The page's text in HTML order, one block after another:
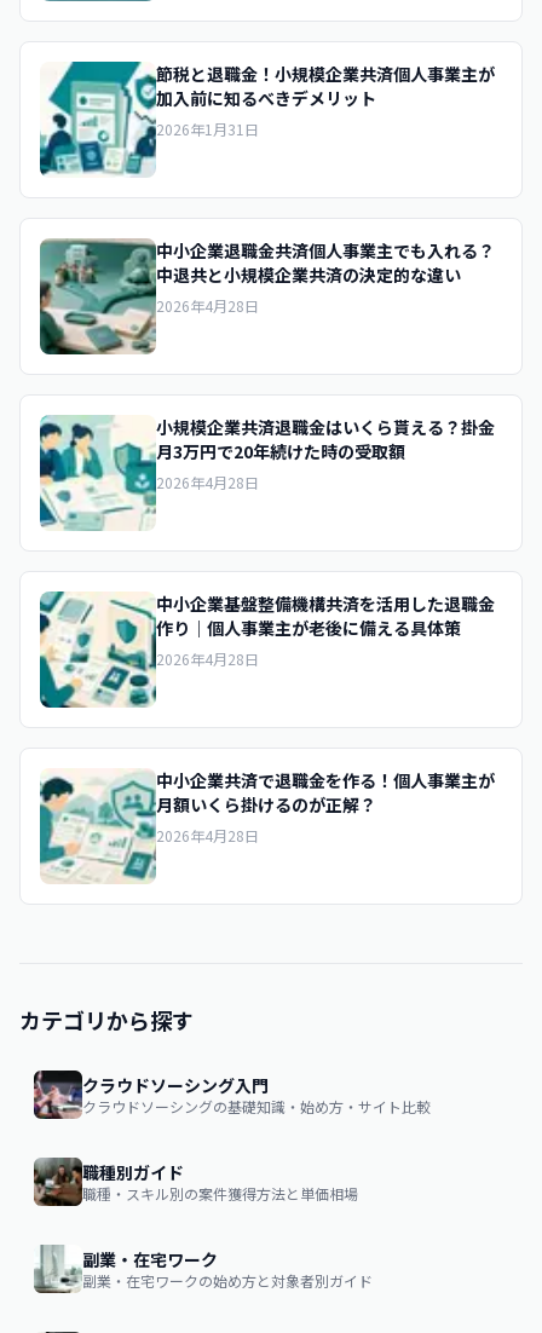
節税と退職金！小規模企業共済個人事業主が
加入前に知るべきデメリット
2026年1月31日
中小企業退職金共済個人事業主でも入れる？
中退共と小規模企業共済の決定的な違い
2026年4月28日
小規模企業共済退職金はいくら貰える？掛金
月3万円で20年続けた時の受取額
2026年4月28日
中小企業基盤整備機構共済を活用した退職金
作り｜個人事業主が老後に備える具体策
2026年4月28日
中小企業共済で退職金を作る！個人事業主が
月額いくら掛けるのが正解？
2026年4月28日
カテゴリから探す
クラウドソーシング入門
クラウドソーシングの基礎知識・始め方・サイト比較
職種別ガイド
職種・スキル別の案件獲得方法と単価相場
副業・在宅ワーク
副業・在宅ワークの始め方と対象者別ガイド